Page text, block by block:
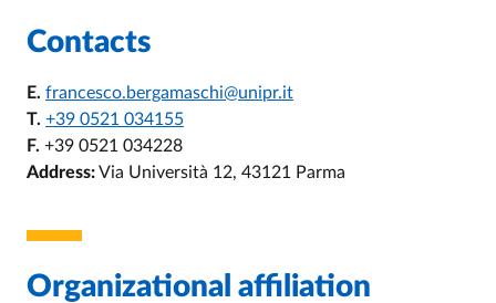
Contacts
E. francesco.bergamaschi@unipr.it
T. +39 0521 034155
F. +39 0521 034228
Address:Via Università 12, 43121 Parma
Organizational affiliation